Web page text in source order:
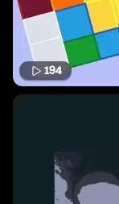
194